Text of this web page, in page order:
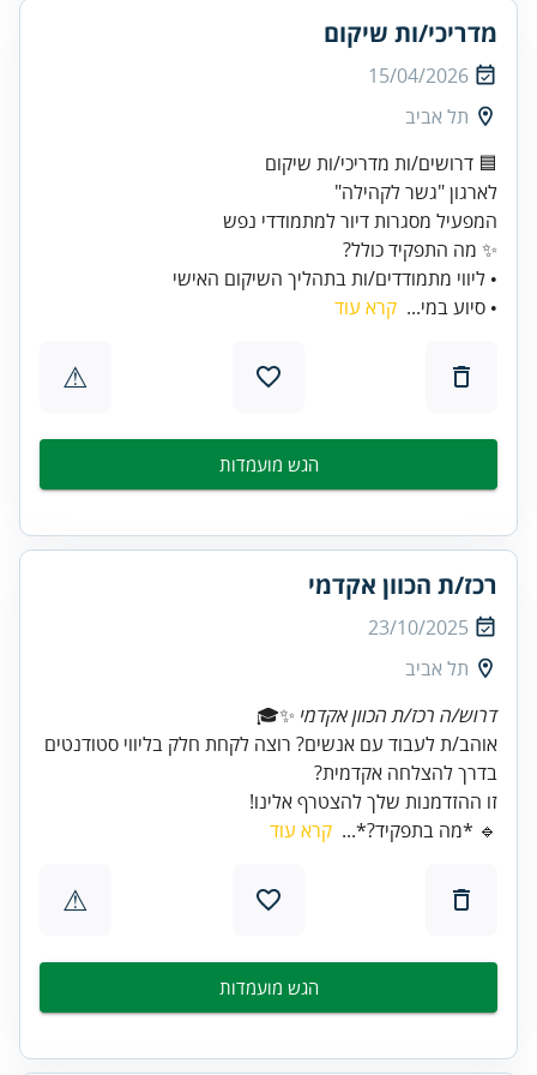
מדריכי/ות שיקום
15/04/2026
תל אביב
• ליווי מתמודדים/ות בתהליך השיקום האישי
• סיוע במי... קרא עוד
⚠
הגש מועמדות
רכז/ת הכוון אקדמי
23/10/2025
תל אביב
דרוש/ה רכז/ת הכוון אקדמי
אוהב/ת לעבוד עם אנשים? רוצה לקחת חלק בליווי סטודנטים
זו ההזדמנות שלך להצטרף אלינו!
🔹 *מה בתפקיד?*... קרא עוד
⚠
הגש מועמדות